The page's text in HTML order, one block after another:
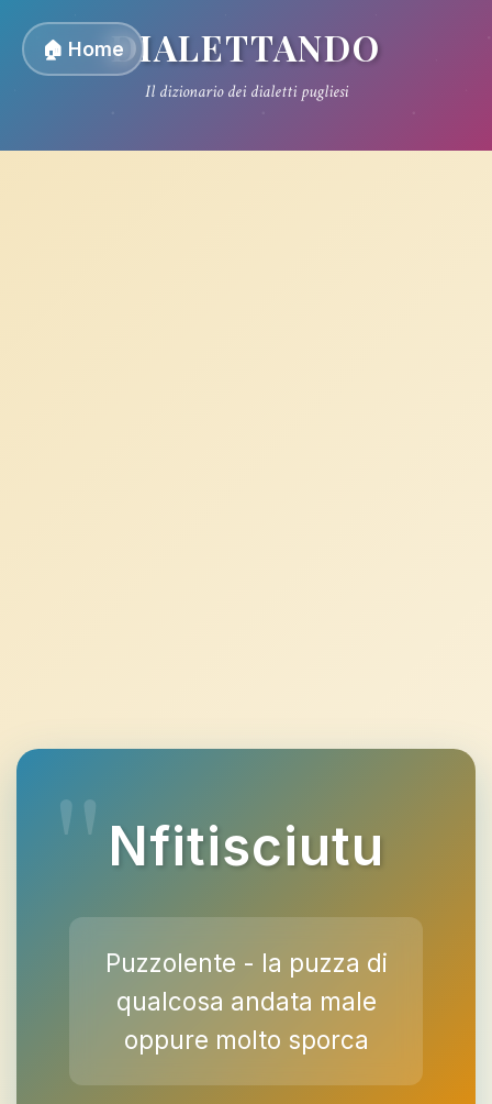
🏠 HomeDIALETTANDO
Il dizionario dei dialetti pugliesi
Nfitisciutu
Puzzolente - la puzza di
qualcosa andata male
oppure molto sporca